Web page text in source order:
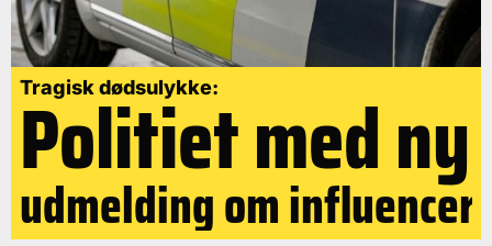
Tragisk dødsulykke:
Politiet med ny
udmelding om influencer